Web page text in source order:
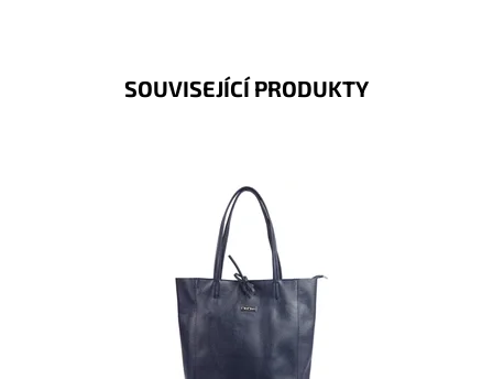
SOUVISEJÍCÍ PRODUKTY
Nadčasová, velká, měkoučká, kožená, tmavěmodrá se
stříbrnými doplňky na formát A4 prostě supr kabelka
Skladem
19984
Mia More (Itálie)
2 roky